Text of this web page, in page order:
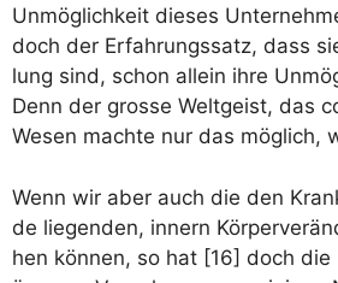
Unmög­lich­keit die­ses
doch der Erfah­rungs­satz, dass
lung sind, schon allein ihre
Denn der gros­se Welt­geist, das
Wesen mach­te nur das mög­lich,
Wenn wir aber auch die den
de lie­gen­den, innern
hen kön­nen, so hat [16] doch